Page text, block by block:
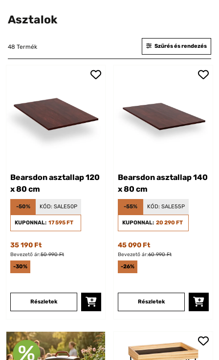
Asztalok
48 Termék Szűrés és rendezés
Bearsdon asztallap 120
x 80 cm
-50% KÓD: SALE50P
KUPONNAL: 17 595 FT
35 190 Ft
Bevezető ár:50 990 Ft
-30%
Részletek
Bearsdon asztallap 140
x 80 cm
-55% KÓD: SALE55P
KUPONNAL: 20 290 FT
45 090 Ft
Bevezető ár:60 990 Ft
-26%
Részletek